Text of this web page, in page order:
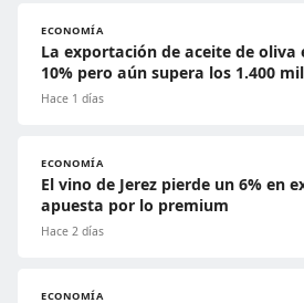
ECONOMÍA
La exportación de aceite de oliva
10% pero aún supera los 1.400
Hace 1 días
ECONOMÍA
El vino de Jerez pierde un 6% en
apuesta por lo premium
Hace 2 días
ECONOMÍA